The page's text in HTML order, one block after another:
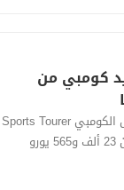
كومبي من
أصدرت شركة الألمانية أوبل الموديل الكومبي Sports Tourer
من أيقونتها Astra وسعرها يبدأ من 23 ألف و565 يورو